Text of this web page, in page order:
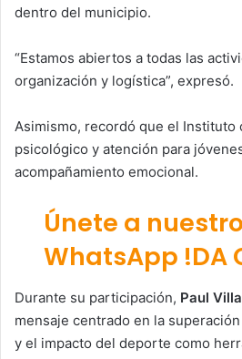
dentro del municipio.
“Estamos abiertos a todas las
organización y logística”, expresó.
Asimismo, recordó que el Instituto
psicológico y atención para
acompañamiento emocional.
Únete a
WhatsApp !DA
Durante su participación, Paul
mensaje centrado en la
y el impacto del deporte como